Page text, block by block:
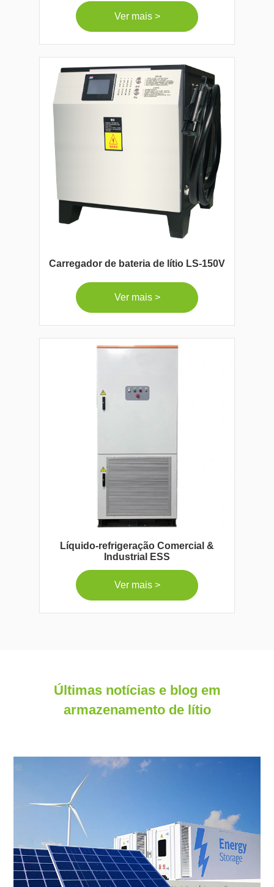
Ver mais >
Carregador de bateria de lítio LS-150V
Ver mais >
Líquido-refrigeração Comercial &
Industrial ESS
Ver mais >
Últimas notícias e blog em
armazenamento de lítio